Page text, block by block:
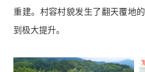
重建。村容村貌发生了翻天覆地
到极大提升。